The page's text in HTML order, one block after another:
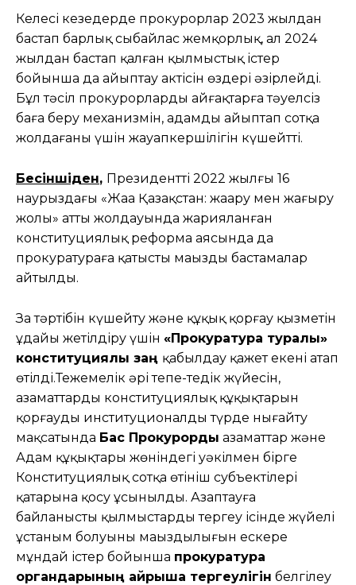
Келесі кезеңдерде прокурорлар 2023 жылдан
бастап барлық сыбайлас жемқорлық, ал 2024
жылдан бастап қалған қылмыстық істер
бойынша да айыптау актісін өздері әзірлейді.
Бұл тәсіл прокурорлардың айғақтарға тәуелсіз
баға беру механизмін, адамды айыптап сотқа
жолдағаны үшін жауапкершілігін күшейтті.
Бесіншіден, Президенттің 2022 жылғы 16
наурыздағы «Жаңа Қазақстан: жаңару мен жаңғыру
жолы» атты жолдауында жарияланған
конституциялық реформа аясында да
прокуратураға қатысты маңызды бастамалар
айтылды.
Заң тәртібін күшейту және құқық қорғау қызметін
ұдайы жетілдіру үшін «Прокуратура туралы»
конституциялық заң қабылдау қажет екені атап
өтілді.Тежемелік әрі тепе-теңдік жүйесін,
азаматтардың конституциялық құқықтарын
қорғауды институционалды түрде нығайту
мақсатында Бас Прокурорды азаматтар және
Адам құқықтары жөніндегі уәкілмен бірге
Конституциялық сотқа өтініш субъектілері
қатарына қосу ұсынылды. Азаптауға
байланысты қылмыстарды тергеу ісінде жүйелі
ұстаным болуының маңыздылығын ескере
мұндай істер бойынша прокуратура
органдарының айрықша тергеулігін белгілеу